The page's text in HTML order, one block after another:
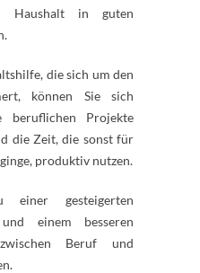
Haushalt in guten
die sich um den
können Sie sich
beruflichen Projekte
die Zeit, die sonst für
produktiv nutzen.
gesteigerten
einem besseren
Beruf und